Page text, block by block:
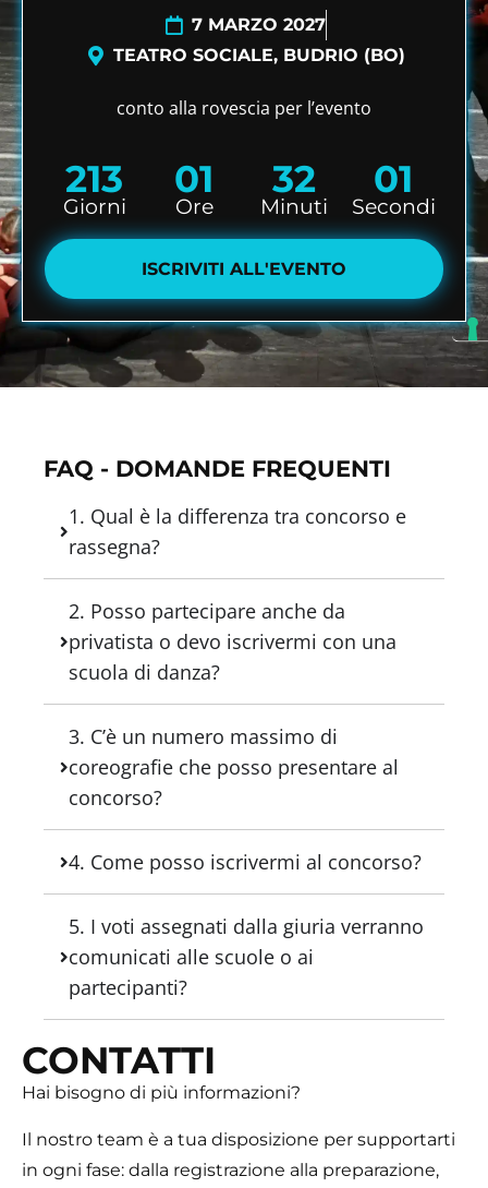
7 MARZO 2027
TEATRO SOCIALE, BUDRIO (BO)
conto alla rovescia per l’evento
213
Giorni
01
Ore
32
Minuti
01
Secondi
ISCRIVITI ALL'EVENTO
CONTATTI
Hai bisogno di più informazioni?
Il nostro team è a tua disposizione per supportarti
in ogni fase: dalla registrazione alla preparazione,
FAQ - DOMANDE FREQUENTI
1. Qual è la differenza tra concorso e
rassegna?
2. Posso partecipare anche da
privatista o devo iscrivermi con una
scuola di danza?
3. C’è un numero massimo di
coreografie che posso presentare al
concorso?
4. Come posso iscrivermi al concorso?
5. I voti assegnati dalla giuria verranno
comunicati alle scuole o ai
partecipanti?